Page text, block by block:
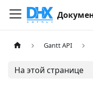
Gantt API
На этой странице